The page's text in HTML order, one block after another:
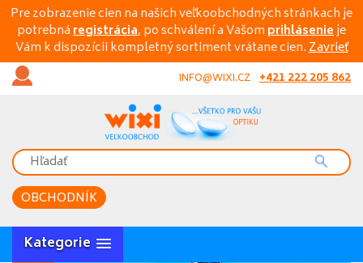
Pre zobrazenie cien na našich veľkoobchodných stránkach je
potrebnáregistrácia, po schválení a Vašom prihlásenieje
Vám k dispozícii kompletný sortiment vrátane cien.Zavrieť
INFO@WIXI.CZ +421 222 205 862
OBCHODNÍK
Kategorie